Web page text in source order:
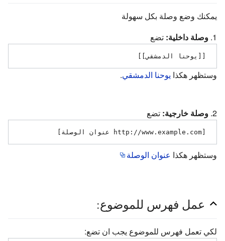
يمكنك وضع وصلة بكل سهولة
1. وصلة داخلية: تضع
وستظهر هكذا يوحنا الدمشقي.
2. وصلة خارجية: تضع
وستظهر هكذا عنوان الوصلة
عمل فهرس للموضوع:
لكي تعمل فهرس للموضوع يجب ان تضع: